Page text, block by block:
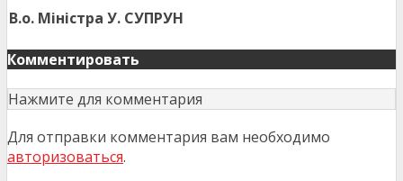
В.о. Міністра У. СУПРУН
Комментировать
Нажмите для комментария
Для отправки комментария вам необходимо
авторизоваться.